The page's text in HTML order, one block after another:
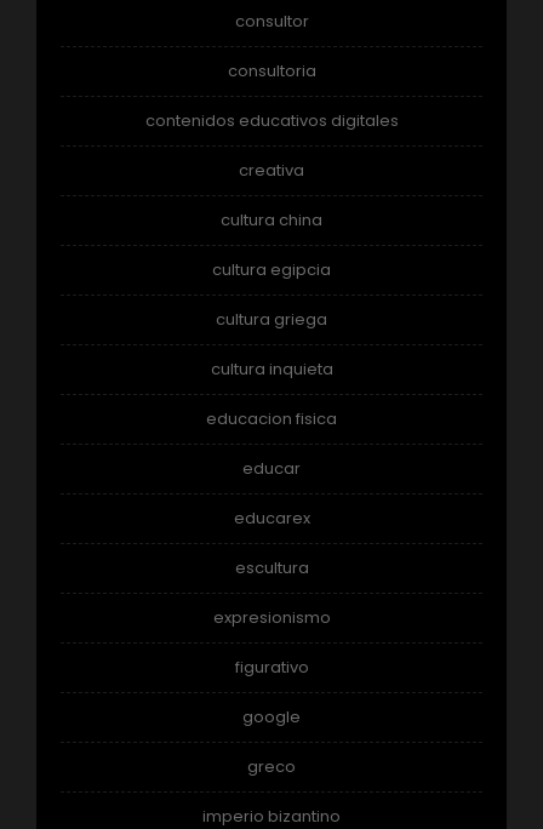
consultor
consultoria
contenidos educativos digitales
creativa
cultura china
cultura egipcia
cultura griega
cultura inquieta
educacion fisica
educar
educarex
escultura
expresionismo
figurativo
google
greco
imperio bizantino